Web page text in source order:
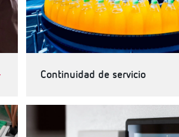
Continuidad de servicio
Telecomunicaciones e